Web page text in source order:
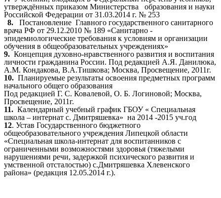
утверждённых приказом Министерства образования и науки
Российской Федерации от 31.03.2014 г. № 253
Постановление Главного государственного санитарного
врача РФ от 29.12.2010 № 189 «Санитарно -
эпидемиологические требования к условиям и организации
обучения в общеобразовательных учреждениях»
9. Концепция духовно-нравственного развития и воспитания
личности гражданина России. Под редакцией А.Я. Данилюка,
А.М. Кондакова, В.А.Тишкова; Москва, Просвещение, 2011г.
10. Планируемые результаты освоения предметных программ
начального общего образования
Под редакцией Г. С. Ковалевой, О. Б. Логиновой; Москва,
Просвещение, 2011г.
11. Календарный учебный график ГБОУ « Специальная
школа – интернат с. Дмитряшевка» на 2014 -2015 уч.год
12. Устав Государственного бюджетного
общеобразовательного учреждения Липецкой области
«Специальная школа-интернат для воспитанников с
ограниченными возможностями здоровья (тяжелыми
нарушениями речи, задержкой психического развития и
умственной отсталостью) с.Дмитряшевка Хлевенского
района» (редакция 12.05.2014 г.).